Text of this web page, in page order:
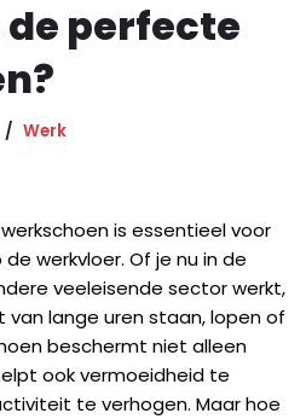
de perfecte
Werk
is essentieel voor
werkvloer. Of je nu in de
veeleisende sector werkt,
lange uren staan, lopen of
beschermt niet alleen
ook vermoeidheid te
te verhogen. Maar hoe